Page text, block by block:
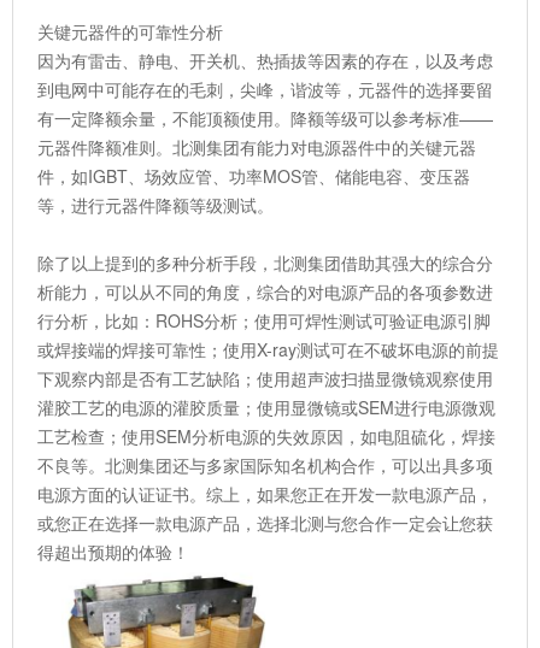
关键元器件的可靠性分析
因为有雷击、静电、开关机、热插拔等因素的存在，以及考虑
到电网中可能存在的毛刺，尖峰，谐波等，元器件的选择要留
有一定降额余量，不能顶额使用。降额等级可以参考标准——
元器件降额准则。北测集团有能力对电源器件中的关键元器
件，如IGBT、场效应管、功率MOS管、储能电容、变压器
等，进行元器件降额等级测试。
除了以上提到的多种分析手段，北测集团借助其强大的综合分
析能力，可以从不同的角度，综合的对电源产品的各项参数进
行分析，比如：ROHS分析；使用可焊性测试可验证电源引脚
或焊接端的焊接可靠性；使用X-ray测试可在不破坏电源的前提
下观察内部是否有工艺缺陷；使用超声波扫描显微镜观察使用
灌胶工艺的电源的灌胶质量；使用显微镜或SEM进行电源微观
工艺检查；使用SEM分析电源的失效原因，如电阻硫化，焊接
不良等。北测集团还与多家国际知名机构合作，可以出具多项
电源方面的认证证书。综上，如果您正在开发一款电源产品，
或您正在选择一款电源产品，选择北测与您合作一定会让您获
得超出预期的体验！